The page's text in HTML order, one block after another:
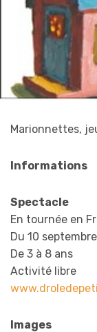
Marionnettes,
Informations
Spectacle
En tournée en
Du 10
De 3 à 8 ans
Activité libre
Images